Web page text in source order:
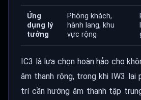
Ứng
dụng lý
tưởng
Phòng khách,
hành lang, khu
vực rộng
IC3 là lựa chọn hoàn hảo cho
âm thanh rộng, trong khi IW3 lại
trí cần hướng âm thanh tập